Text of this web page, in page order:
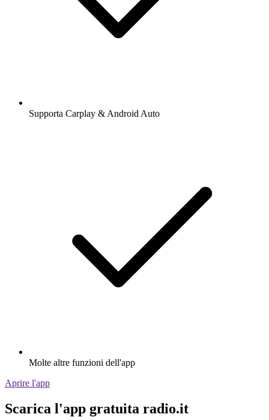
Supporta Carplay & Android Auto
Molte altre funzioni dell'app
Aprire l'app
Scarica l'app gratuita radio.it